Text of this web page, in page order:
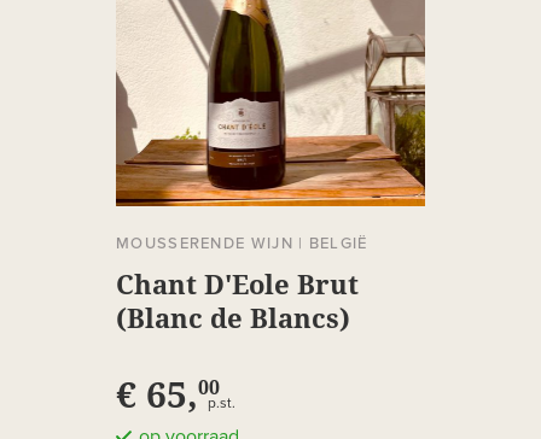
MOUSSERENDE WIJN | BELGIË
Chant D'Eole Brut
(Blanc de Blancs)
€ 65,00
p.st.